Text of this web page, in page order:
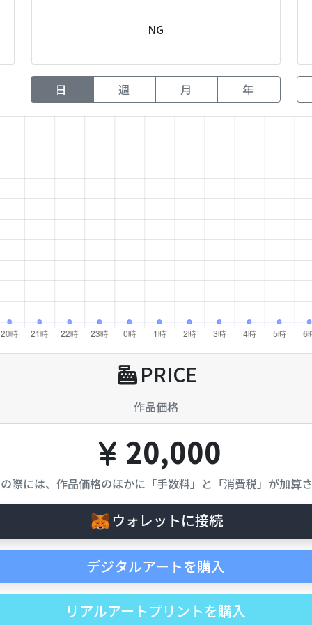
NG
日 週 月 年
PRICE
作品価格
20,000
際には、作品価格のほかに「手数料」と「消費税」が加算
ウォレットに接続
デジタルアートを購入
リアルアートプリントを購入